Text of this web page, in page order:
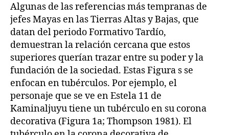
Algunas de las referencias más tempranas de
jefes Mayas en las Tierras Altas y Bajas, que
datan del periodo Formativo Tardío,
demuestran la relación cercana que estos
superiores querían trazar entre su poder y la
fundación de la sociedad. Estas Figura s se
enfocan en tubérculos. Por ejemplo, el
personaje que se ve en Estela 11 de
Kaminaljuyu tiene un tubérculo en su corona
decorativa (Figura 1a; Thompson 1981). El